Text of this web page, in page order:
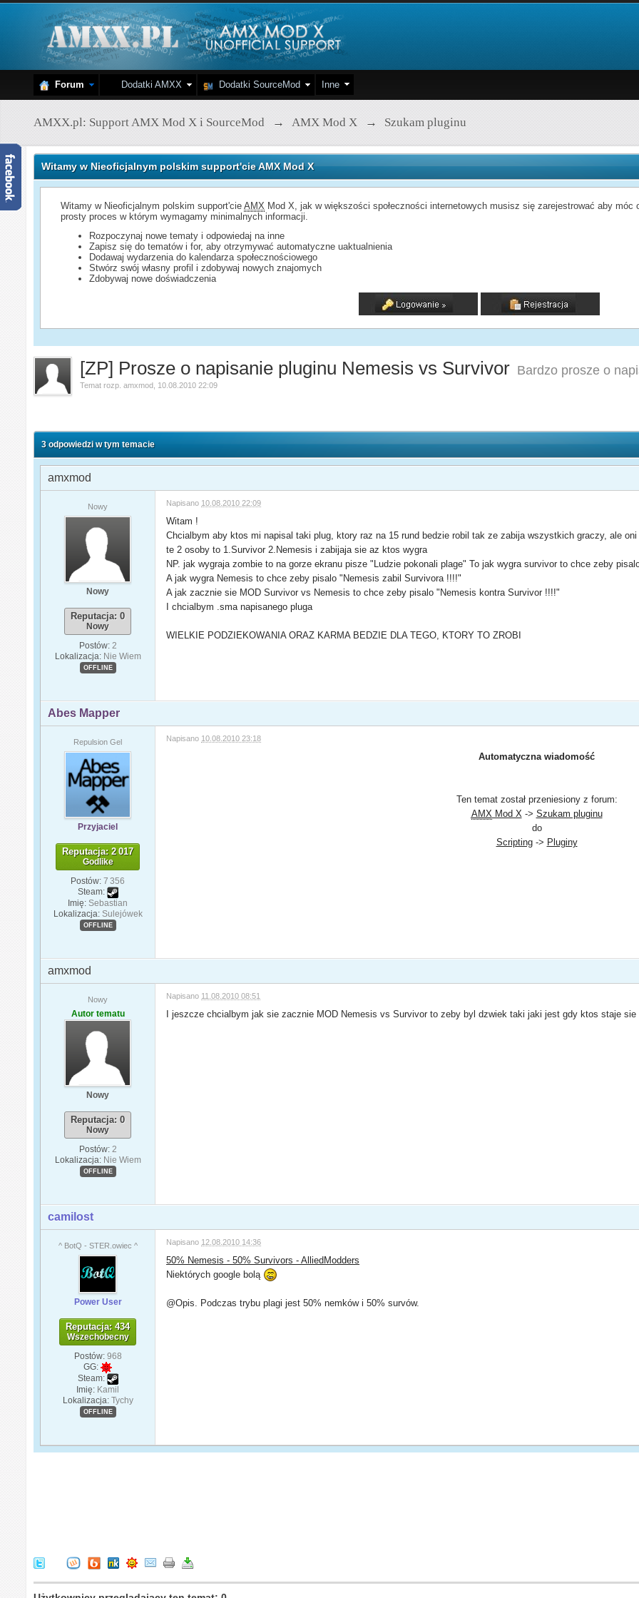
Forum Dodatki AMXX Dodatki SourceMod Inne
AMXX.pl: Support AMX Mod X i SourceMod → AMX Mod X → Szukam pluginu
Witamy w Nieoficjalnym polskim support'cie AMX Mod X
Witamy w Nieoficjalnym polskim support'cieAMX Mod X, jak w większości społeczności internetowych musisz się zarejestrować aby
prosty proces w którym wymagamy minimalnych informacji.
Rozpoczynaj nowe tematy i odpowiedaj na inne
Zapisz się do tematów i for, aby otrzymywać automatyczne uaktualnienia
Dodawaj wydarzenia do kalendarza społecznościowego
Stwórz swój własny profil i zdobywaj nowych znajomych
Zdobywaj nowe doświadczenia
[ZP] Prosze o napisanie pluginu Nemesis vs Survivor Bardzo prosze o
Temat rozp.amxmod 10.08.2010 22:09
3 odpowiedzi w tym temacie
amxmod
Nowy
Nowy
Reputacja: 0
Nowy
Postów: 2
Lokalizacja: Nie Wiem
OFFLINE
Napisano 10.08.2010 22:09
Witam !
Chcialbym aby ktos mi napisal taki plug, ktory raz na 15 rund bedzie robil tak ze zabija wszystkich graczy, ale
te 2 osoby to 1.Survivor 2.Nemesis i zabijaja sie az ktos wygra
NP. jak wygraja zombie to na gorze ekranu pisze "Ludzie pokonali plage" To jak wygra survivor to chce zeby
A jak wygra Nemesis to chce zeby pisalo "Nemesis zabil Survivora !!!!"
A jak zacznie sie MOD Survivor vs Nemesis to chce zeby pisalo "Nemesis kontra Survivor !!!!"
I chcialbym .sma napisanego pluga
WIELKIE PODZIEKOWANIA ORAZ KARMA BEDZIE DLA TEGO, KTORY TO ZROBI
Abes Mapper
Repulsion Gel
Przyjaciel
Reputacja: 2 017
Godlike
Postów: 7 356
Steam:
Imię: Sebastian
Lokalizacja: Sulejówek
OFFLINE
Napisano 10.08.2010 23:18
Automatyczna wiadomość
Ten temat został przeniesiony z forum:
AMX Mod X -> Szukam pluginu
do
Scripting-> Pluginy
amxmod
Nowy
Autor tematu
Nowy
Reputacja: 0
Nowy
Postów: 2
Lokalizacja: Nie Wiem
OFFLINE
Napisano 11.08.2010 08:51
I jeszcze chcialbym jak sie zacznie MOD Nemesis vs Survivor to zeby byl dzwiek taki jaki jest gdy ktos staje sie
camilost
^ BotQ - STER.owiec ^
Power User
Reputacja: 434
Wszechobecny
Postów: 968
GG:
Steam:
Imię: Kamil
Lokalizacja: Tychy
OFFLINE
Napisano 12.08.2010 14:36
50% Nemesis - 50% Survivors - AlliedModders
Niektórych google bolą
@Opis. Podczas trybu plagi jest 50% nemków i 50% survów.